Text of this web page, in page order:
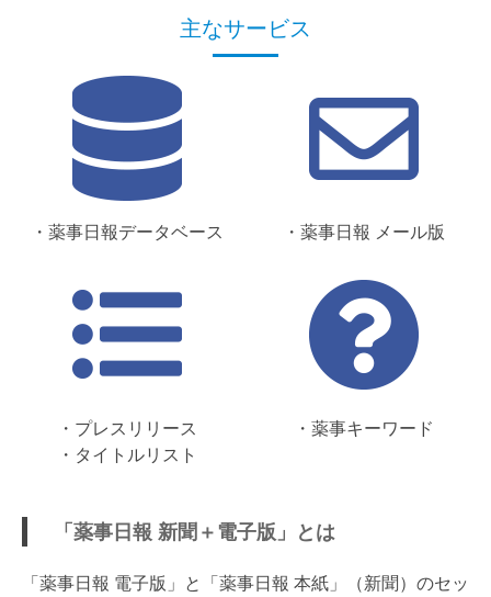
主なサービス
・薬事日報データベース ・薬事日報 メール版
・プレスリリース
・タイトルリスト
・薬事キーワード
「薬事日報 新聞＋電子版」とは
「薬事日報 電子版」と「薬事日報 本紙」（新聞）のセッ